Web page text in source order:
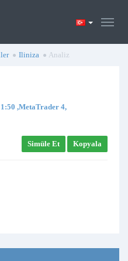
Iliniza Analiz
1:50 ,MetaTrader 4,
Simüle Et Kopyala